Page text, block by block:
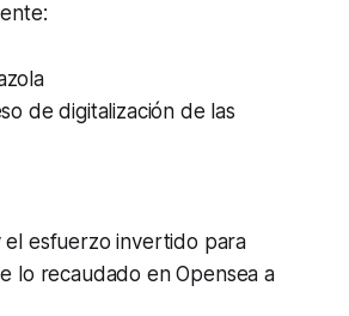
de digitalización de las
el esfuerzo invertido para
lo recaudado en Opensea a